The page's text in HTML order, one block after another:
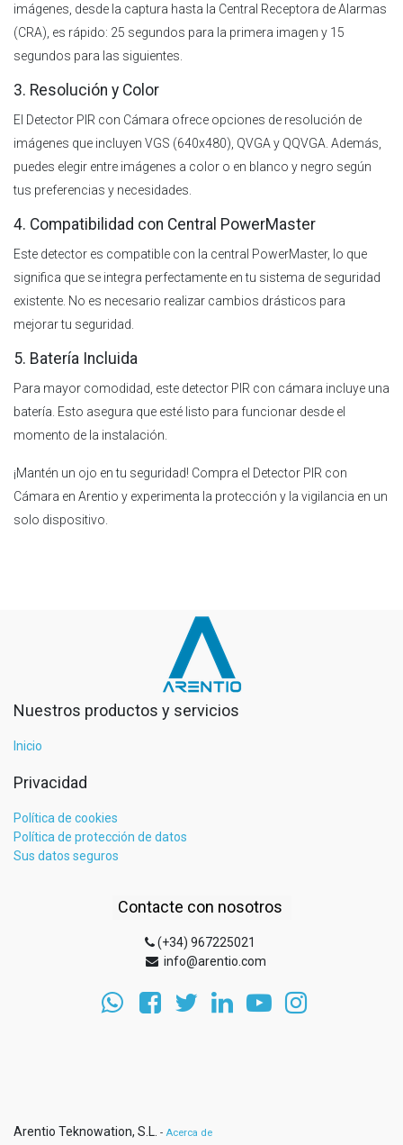
imágenes, desde la captura hasta la Central Receptora de Alarmas
(CRA), es rápido: 25 segundos para la primera imagen y 15
segundos para las siguientes.
3. Resolución y Color
El Detector PIR con Cámara ofrece opciones de resolución de
imágenes que incluyen VGS (640x480), QVGA y QQVGA. Además,
puedes elegir entre imágenes a color o en blanco y negro según
tus preferencias y necesidades.
4. Compatibilidad con Central PowerMaster
Este detector es compatible con la central PowerMaster, lo que
significa que se integra perfectamente en tu sistema de seguridad
existente. No es necesario realizar cambios drásticos para
mejorar tu seguridad.
5. Batería Incluida
Para mayor comodidad, este detector PIR con cámara incluye una
batería. Esto asegura que esté listo para funcionar desde el
momento de la instalación.
¡Mantén un ojo en tu seguridad! Compra el Detector PIR con
Cámara en Arentio y experimenta la protección y la vigilancia en un
solo dispositivo.
Nuestros productos y servicios
Inicio
Privacidad
Política de cookies
Política de protección de datos
Sus datos seguros
Contacte con nosotros
(+34) 967225021
info@arentio.com
Arentio Teknowation, S.L. - Acerca de